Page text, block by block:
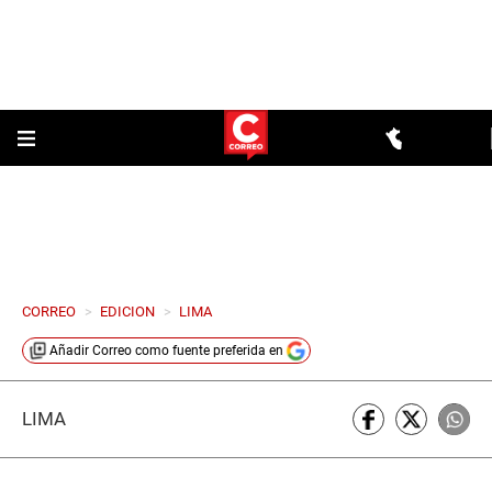
CORREO > EDICION > LIMA
Añadir Correo como fuente preferida en
LIMA